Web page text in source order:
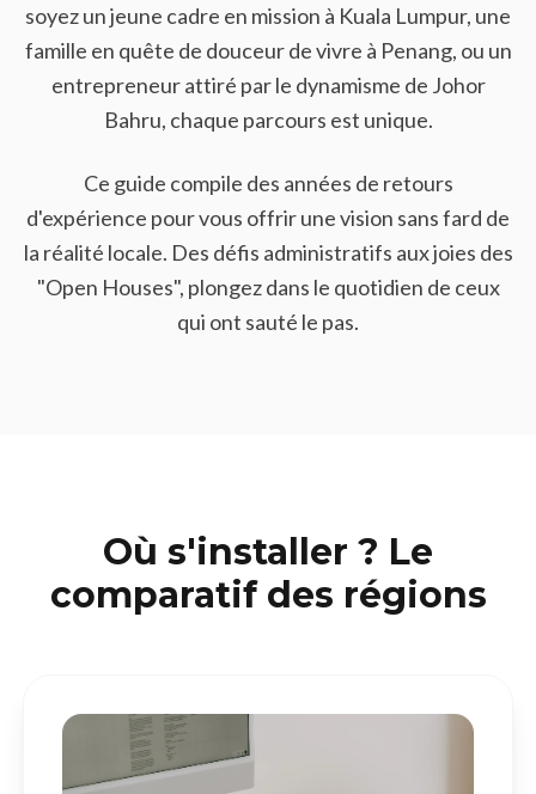
soyez un jeune cadre en mission à Kuala Lumpur, une
famille en quête de douceur de vivre à Penang, ou un
entrepreneur attiré par le dynamisme de Johor
Bahru, chaque parcours est unique.
Ce guide compile des années de retours
d'expérience pour vous offrir une vision sans fard de
la réalité locale. Des défis administratifs aux joies des
"Open Houses", plongez dans le quotidien de ceux
qui ont sauté le pas.
Où s'installer ? Le
comparatif des régions